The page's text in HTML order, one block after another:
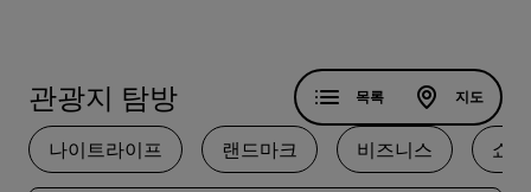
관광지 탐방
나이트라이프 랜드마크 비즈니스 쇼핑
목록 지도